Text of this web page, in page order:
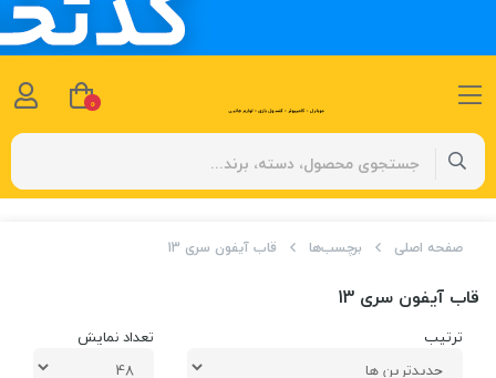
صفحه اصلی برچسب‌ها قاب آیفون سری 13
قاب آیفون سری 13
ترتیب تعداد نمایش
0